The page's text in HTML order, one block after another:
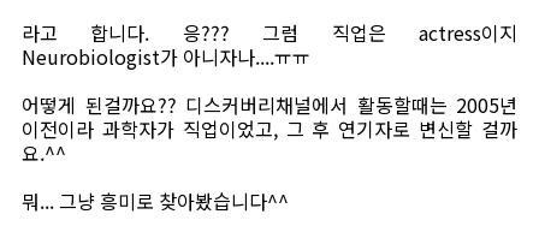
라고 합니다. 응??? 그럼 직업은 actress이지
Neurobiologist가 아니자나....ㅠㅠ
어떻게 된걸까요?? 디스커버리채널에서 활동할때는 2005년
이전이라 과학자가 직업이었고, 그 후 연기자로 변신할 걸까
요.^^
뭐... 그냥 흥미로 찾아봤습니다^^